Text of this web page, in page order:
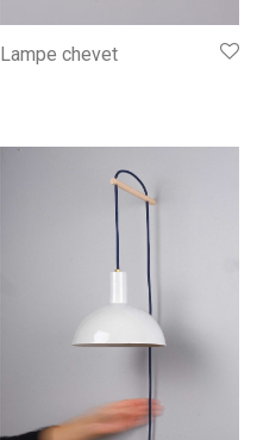
Lampe chevet